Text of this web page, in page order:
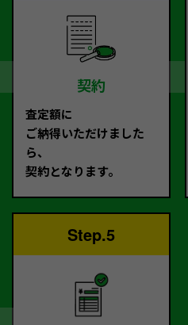
契約
査定額に
ご納得いただけました
ら、
契約となります。
Step.5